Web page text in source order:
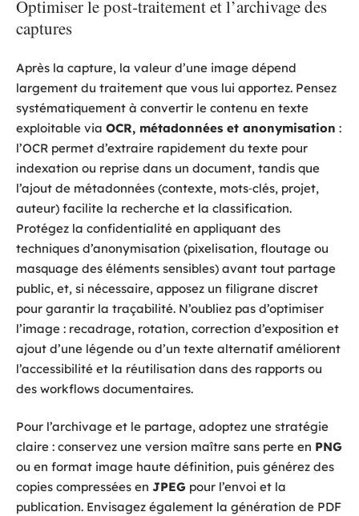
Optimiser le post‑traitement et l’archivage des
captures
Après la capture, la valeur d’une image dépend
largement du traitement que vous lui apportez. Pensez
systématiquement à convertir le contenu en texte
exploitable via OCR, métadonnées et anonymisation :
l’OCR permet d’extraire rapidement du texte pour
indexation ou reprise dans un document, tandis que
l’ajout de métadonnées (contexte, mots‑clés, projet,
auteur) facilite la recherche et la classification.
Protégez la confidentialité en appliquant des
techniques d’anonymisation (pixelisation, floutage ou
masquage des éléments sensibles) avant tout partage
public, et, si nécessaire, apposez un filigrane discret
pour garantir la traçabilité. N’oubliez pas d’optimiser
l’image : recadrage, rotation, correction d’exposition et
ajout d’une légende ou d’un texte alternatif améliorent
l’accessibilité et la réutilisation dans des rapports ou
des workflows documentaires.
Pour l’archivage et le partage, adoptez une stratégie
claire : conservez une version maître sans perte en PNG
ou en format image haute définition, puis générez des
copies compressées en JPEG pour l’envoi et la
publication. Envisagez également la génération de PDF